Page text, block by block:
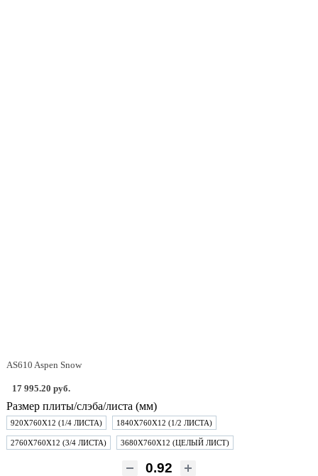
AS610 Aspen Snow
17 995.20 руб.
Размер плиты/слэба/листа (мм)
920Х760Х12 (1/4 ЛИСТА) 1840Х760Х12 (1/2 ЛИСТА)
2760Х760Х12 (3/4 ЛИСТА) 3680Х760Х12 (ЦЕЛЫЙ ЛИСТ)